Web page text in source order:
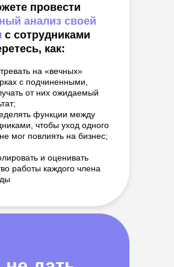
провести
анализ своей
с сотрудниками
как:
на «вечных»
с подчиненными,
от них ожидаемый
функции между
чтобы уход одного
мог повлиять на бизнес;
и оценивать
работы каждого члена